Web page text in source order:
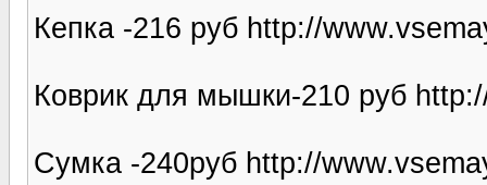
Кепка -216 руб http://
Коврик для мышки-210 руб
Сумка -240руб http://